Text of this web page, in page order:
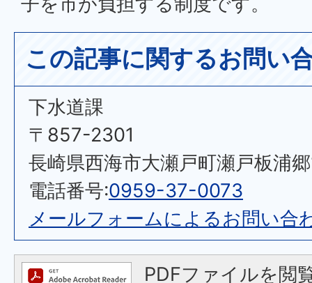
この記事に関するお問い
下水道課
〒857-2301
長崎県西海市大瀬戸町瀬戸板浦
電話番号:0959-37-0073
メールフォームによるお問い合
PDFファイルを閲